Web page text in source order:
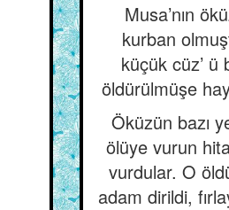
Musa’nın
kurban
küçük cüz’ ü
öldürülmüşe
Öküzün bazı
ölüye vurun
vurdular. O
adam dirildi,